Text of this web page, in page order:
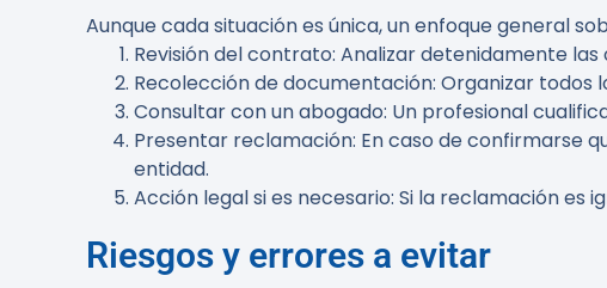
Aunque cada situación es única, un enfoque general
Revisión del contrato: Analizar detenidamente las
Recolección de documentación: Organizar todos
Consultar con un abogado: Un profesional
Presentar reclamación: En caso de confirmarse
entidad.
Acción legal si es necesario: Si la reclamación es
Riesgos y errores a evitar